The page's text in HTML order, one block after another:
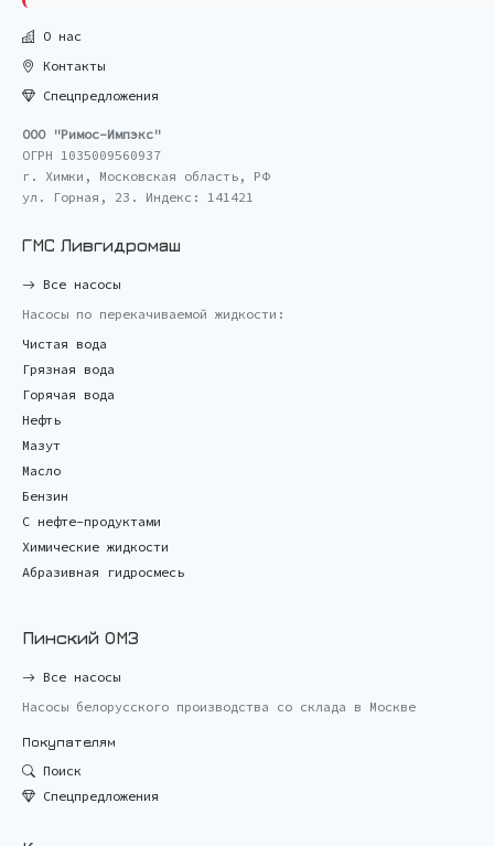
О нас
Контакты
Спецпредложения
ООО "Римос-Импэкс"
ОГРН 1035009560937
г. Химки, Московская область, РФ
ул. Горная, 23. Индекс: 141421
ГМС Ливгидромаш
Все насосы
Насосы по перекачиваемой жидкости:
Чистая вода
Грязная вода
Горячая вода
Нефть
Мазут
Масло
Бензин
С нефте-продуктами
Химические жидкости
Абразивная гидросмесь
Пинский ОМЗ
Все насосы
Насосы белорусского производства со склада в Москве
Покупателям
Поиск
Спецпредложения